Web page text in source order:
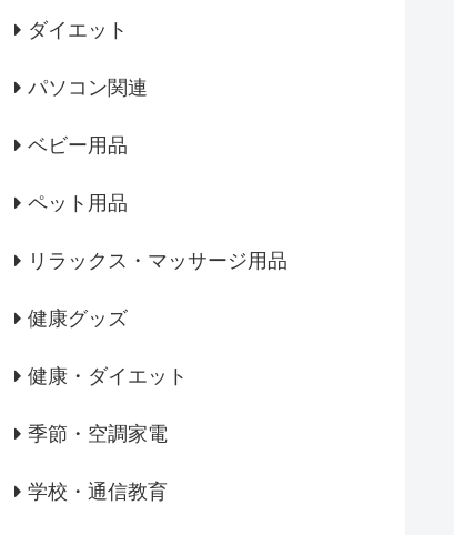
ダイエット
パソコン関連
ベビー用品
ペット用品
リラックス・マッサージ用品
健康グッズ
健康・ダイエット
季節・空調家電
学校・通信教育